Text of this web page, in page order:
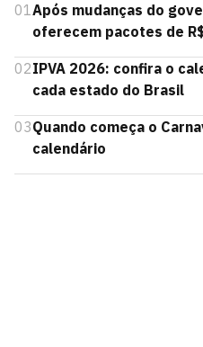
01Após mudanças do
oferecem pacotes de
02IPVA 2026: confira o
cada estado do Brasil
03Quando começa o
calendário